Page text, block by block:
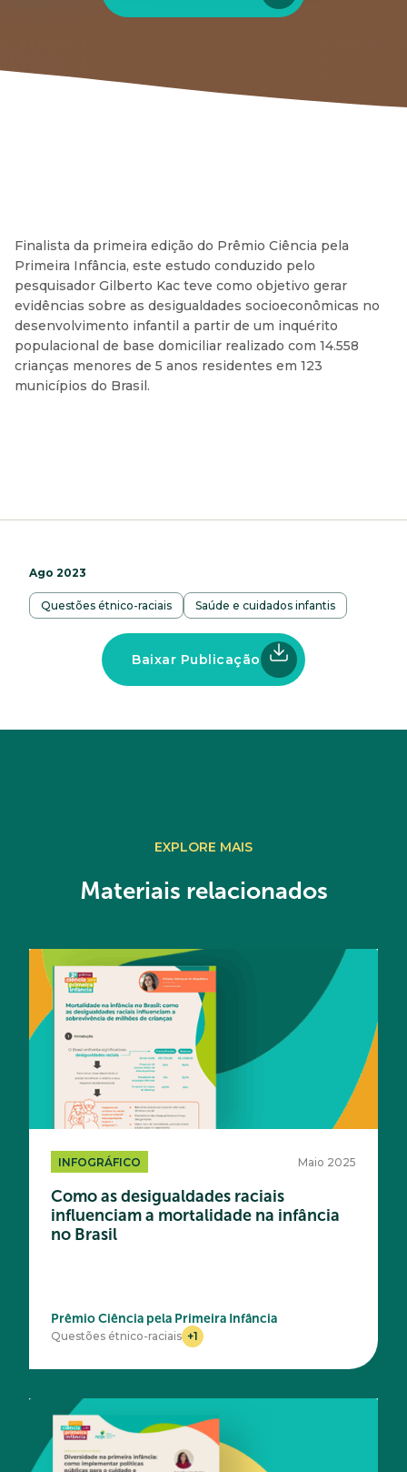
Finalista da primeira edição do Prêmio Ciência pela
Primeira Infância, este estudo conduzido pelo
pesquisador Gilberto Kac teve como objetivo gerar
evidências sobre as desigualdades socioeconômicas no
desenvolvimento infantil a partir de um inquérito
populacional de base domiciliar realizado com 14.558
crianças menores de 5 anos residentes em 123
municípios do Brasil.
Ago 2023
Questões étnico-raciais Saúde e cuidados infantis
Baixar Publicação
EXPLORE MAIS
Materiais relacionados
INFOGRÁFICO Maio 2025
Como as desigualdades raciais
influenciam a mortalidade na infância
no Brasil
Prêmio Ciência pela Primeira Infância
Questões étnico-raciais +1